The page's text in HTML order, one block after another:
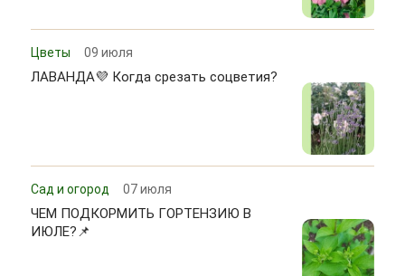
Цветы 09 июля
ЛАВАНДА💜 Когда срезать соцветия?
Сад и огород 07 июля
ЧЕМ ПОДКОРМИТЬ ГОРТЕНЗИЮ В
ИЮЛЕ?📌